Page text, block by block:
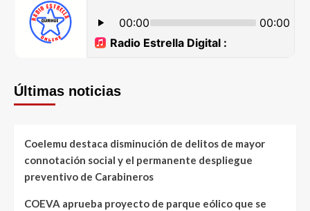
Últimas noticias
Coelemu destaca disminución de delitos de mayor
connotación social y el permanente despliegue
preventivo de Carabineros
COEVA aprueba proyecto de parque eólico que se